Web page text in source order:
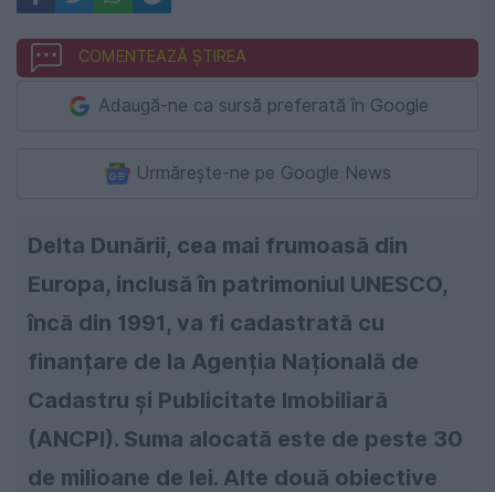
COMENTEAZĂ ȘTIREA
Adaugă-ne ca sursă preferată în Google
Urmărește-ne pe Google News
Delta Dunării, cea mai frumoasă din
Europa, inclusă în patrimoniul UNESCO,
încă din 1991, va fi cadastrată cu
finanțare de la Agenția Națională de
Cadastru și Publicitate Imobiliară
(ANCPI). Suma alocată este de peste 30
de milioane de lei. Alte două obiective